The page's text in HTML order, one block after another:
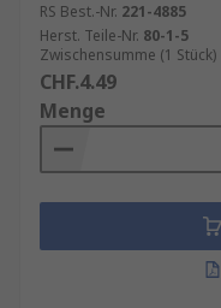
RS Best.-Nr. 221-4885
Herst. Teile-Nr. 80-1-5
Zwischensumme (1 Stück)
CHF.4.49
Menge